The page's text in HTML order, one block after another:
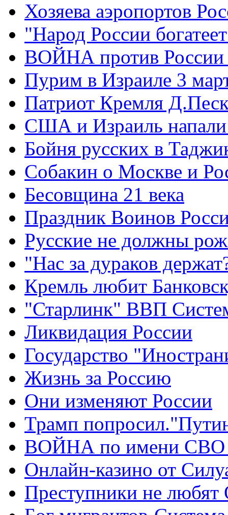
Хозяева аэропортов
"Народ России
ВОЙНА против России
Пурим в Израиле 3
Патриот Кремля
США и Израиль
Бойня русских в
Собакин о Москве и
Бесовщина 21 века
Праздник Воинов
Русские не должны
"Нас за дураков
Кремль любит
"Старлинк" ВВП
Ликвидация России
Государство
Жизнь за Россию
Они изменяют России
Трамп
ВОЙНА по имени СВО
Онлайн-казино от
Преступники не